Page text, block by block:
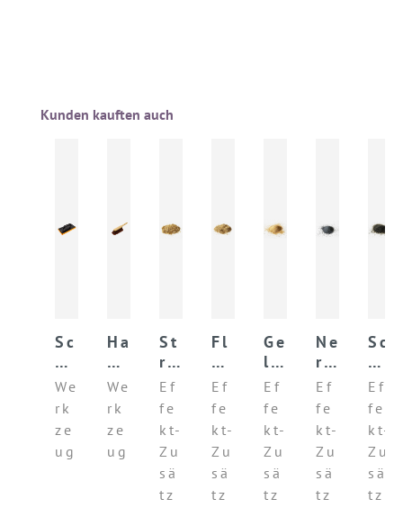
Produktgalerie überspringen
Kunden kauften auch
Sc
h
w
a
m
br
We
rk
ze
ug
Ha
nd
fe
ge
We
rk
ze
ug
St
ro
hf
as
er
n
Ef
fe
kt-
Zu
sä
tz
Fl
ac
hs
fa
se
rn
Ef
fe
kt-
Zu
sä
tz
Ge
lb
er
Si
en
na
Ef
fe
kt-
Zu
sä
tz
Ne
ro
Eb
an
o
Ef
fe
kt-
Zu
sä
tz
Sc
h
w
ar
ze
r
Gl
im
m
Ef
fe
kt-
Zu
sä
tz